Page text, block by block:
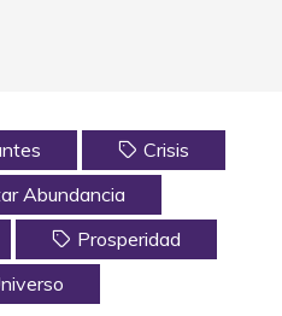
Crisis
Abundancia
Prosperidad